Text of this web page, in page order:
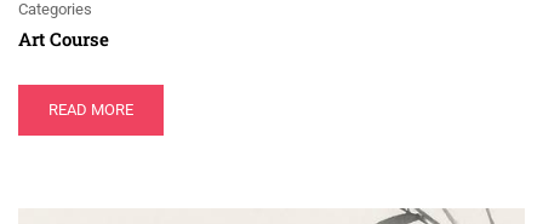
Categories
Art Course
READ MORE